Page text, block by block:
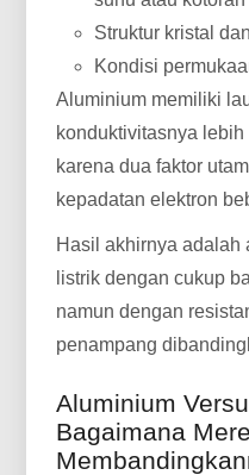
Struktur kristal
Kondisi
Aluminium memiliki
konduktivitasnya
karena dua faktor
kepadatan elektron
Hasil akhirnya adalah
listrik dengan cukup
namun dengan
penampang
Aluminium
Bagaimana